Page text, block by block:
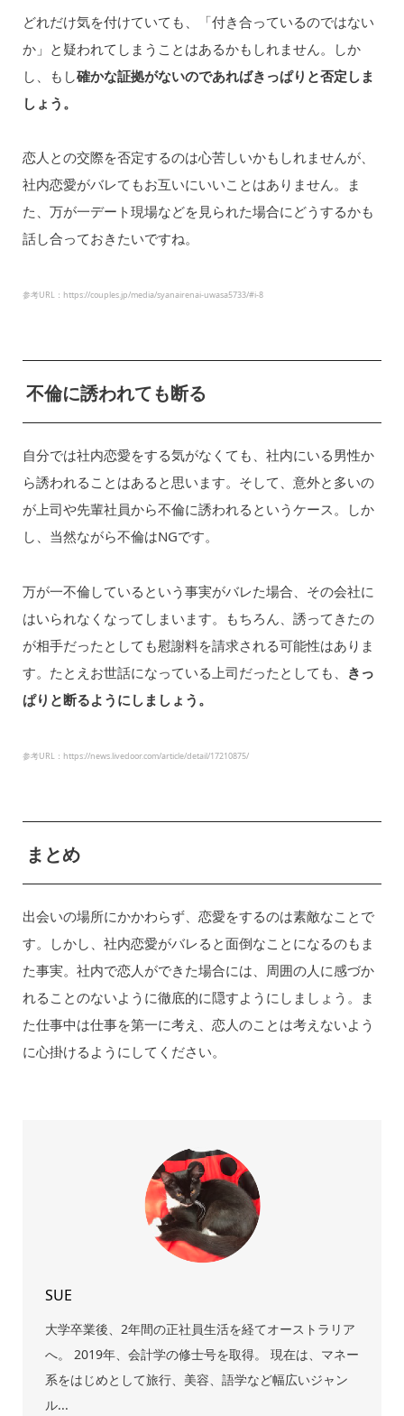
どれだけ気を付けていても、「付き合っているのではない
か」と疑われてしまうことはあるかもしれません。しか
し、もし確かな証拠がないのであればきっぱりと否定しま
しょう。
恋人との交際を否定するのは心苦しいかもしれませんが、
社内恋愛がバレてもお互いにいいことはありません。ま
た、万が一デート現場などを見られた場合にどうするかも
話し合っておきたいですね。
参考URL：https://couples.jp/media/syanairenai-uwasa5733/#i-8
不倫に誘われても断る
自分では社内恋愛をする気がなくても、社内にいる男性か
ら誘われることはあると思います。そして、意外と多いの
が上司や先輩社員から不倫に誘われるというケース。しか
し、当然ながら不倫はNGです。
万が一不倫しているという事実がバレた場合、その会社に
はいられなくなってしまいます。もちろん、誘ってきたの
が相手だったとしても慰謝料を請求される可能性はありま
す。たとえお世話になっている上司だったとしても、
きっ
ぱりと断るようにしましょう。
参考URL：https://news.livedoor.com/article/detail/17210875/
まとめ
出会いの場所にかかわらず、恋愛をするのは素敵なことで
す。しかし、社内恋愛がバレると面倒なことになるのもま
た事実。社内で恋人ができた場合には、周囲の人に感づか
れることのないように徹底的に隠すようにしましょう。ま
た仕事中は仕事を第一に考え、恋人のことは考えないよう
に心掛けるようにしてください。
SUE
大学卒業後、2年間の正社員生活を経てオーストラリア
へ。 2019年、会計学の修士号を取得。 現在は、マネー
系をはじめとして旅行、美容、語学など幅広いジャン
ル...